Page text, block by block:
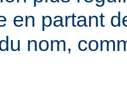
en partant
nom,